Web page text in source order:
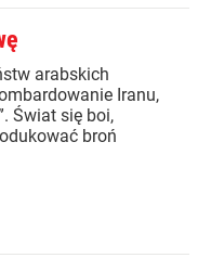
arabskich
Iranu,
Świat się boi,
broń